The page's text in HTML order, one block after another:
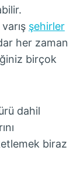
şehirler
her zaman
birçok
dahil
biraz